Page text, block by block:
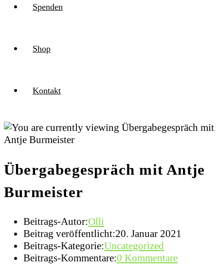
Spenden
Shop
Kontakt
Übergabegespräch mit Antje
Burmeister
Beitrags-Autor:Olli
Beitrag veröffentlicht:20. Januar 2021
Beitrags-Kategorie:Uncategorized
Beitrags-Kommentare:0 Kommentare